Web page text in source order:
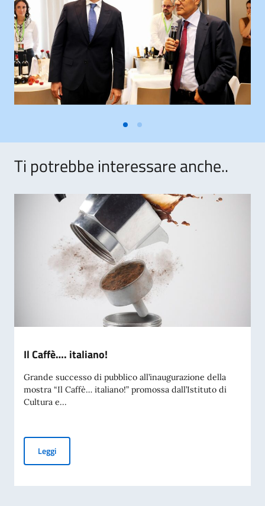
Ti potrebbe interessare anche..
Il Caffè…. italiano!
Grande successo di pubblico all’inaugurazione della
mostra “Il Caffè… italiano!” promossa dall’Istituto di
Cultura e...
LeggiIl Caffè…. italiano!